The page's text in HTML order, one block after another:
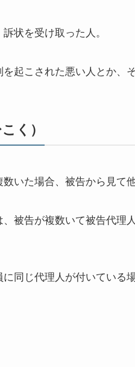
状を受け取った人。
起こされた悪い人とか、
く）
いた場合、被告から見て
被告が複数いて被告代理
同じ代理人が付いている